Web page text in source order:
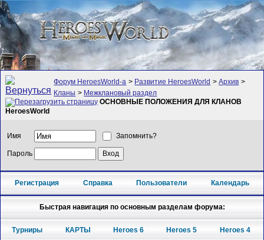
Форум HeroesWorld-а > Развитие HeroesWorld >Архив >
Кланы > Межклановый раздел
ОСНОВНЫЕ ПОЛОЖЕНИЯ ДЛЯ КЛАНОВ
HeroesWorld
Имя Запомнить?
Пароль
Регистрация Справка Пользователи Календарь
Быстрая навигация по основным разделам форума:
Турниры КАРТЫ Heroes 6 Heroes 5 Heroes 4